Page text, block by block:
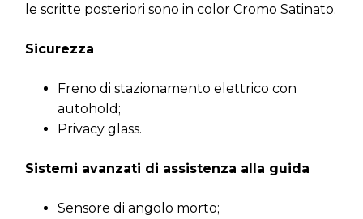
le scritte posteriori sono in color Cromo Satinato.
Sicurezza
Freno di stazionamento elettrico con
autohold;
Privacy glass.
Sistemi avanzati di assistenza alla guida
Sensore di angolo morto;